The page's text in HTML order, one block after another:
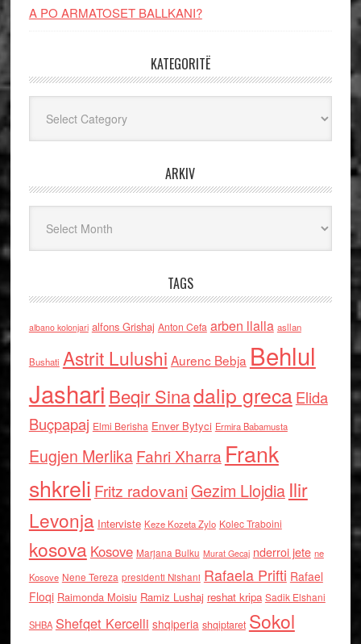
A PO ARMATOSET BALLKANI?
KATEGORITË
ARKIV
TAGS
albano kolonjari alfons Grishaj Anton Cefa arben llalla asllan
Bushati Astrit Lulushi Aurenc Bebja Behlul
Jashari Beqir Sinadalip grecaElida
Buçpapaj Elmi Berisha Enver Bytyci Ermira Babamusta
Eugjen MerlikaFahri Xharra Frank
shkreli Fritz radovaniGezim Llojdia Ilir
Levonja Interviste Keze Kozeta Zylo Kolec Traboini
kosova Kosove Marjana Bulku Murat Gecaj nderroi jete ne
Kosove Nene Tereza presidenti Nishani Rafaela Prifti Rafael
Floqi Raimonda Moisiu Ramiz Lushaj reshat kripa Sadik Elshani
SHBA Shefqet Kercelli shqiperia shqiptaret Sokol